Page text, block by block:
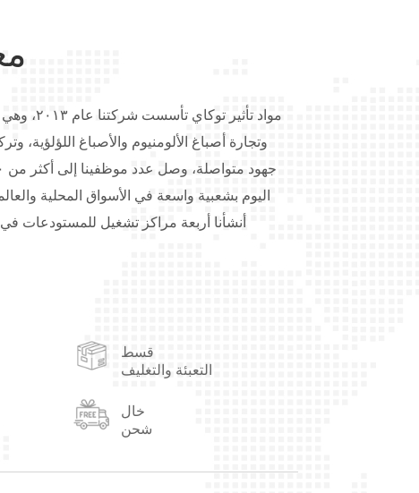
مواد تأثير
وتجارة أصباغ الألومنيوم والأصباغ اللؤلؤية،
اليوم بشعبية واسعة في الأسواق المحلية
أنشأنا أربعة مراكز تشغيل للمستودعات
تُستخدم منتجاتنا من أصباغ الألومنيوم على
والأحبار، والبلاستيك، والمطاط، وطلاء
الاحتياجات والمتطلبات الخاصة. رضاكم هو
قسط
التعبئة والتغليف
خال
شحن